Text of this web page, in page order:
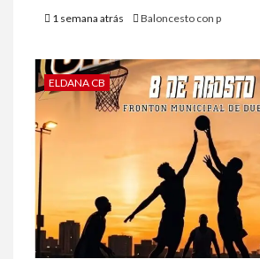
1 semana atrás Baloncesto con p
ELDANA CB